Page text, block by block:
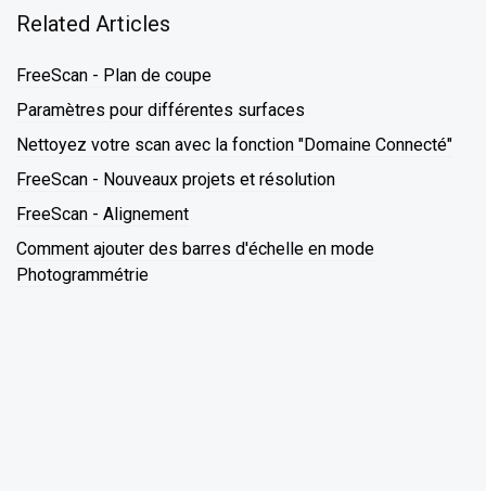
Related Articles
FreeScan - Plan de coupe
Paramètres pour différentes surfaces
Nettoyez votre scan avec la fonction "Domaine Connecté"
FreeScan - Nouveaux projets et résolution
FreeScan - Alignement
Comment ajouter des barres d'échelle en mode
Photogrammétrie